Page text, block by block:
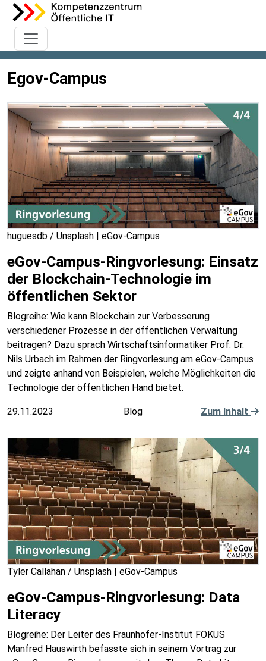
Egov-Campus
huguesdb / Unsplash | eGov-Campus
eGov-Campus-Ringvorlesung: Einsatz
der Blockchain-Technologie im
öffentlichen Sektor
Blogreihe: Wie kann Blockchain zur Verbesserung
verschiedener Prozesse in der öffentlichen Verwaltung
beitragen? Dazu sprach Wirtschaftsinformatiker Prof. Dr.
Nils Urbach im Rahmen der Ringvorlesung am eGov-Campus
und zeigte anhand von Beispielen, welche Möglichkeiten die
Technologie der öffentlichen Hand bietet.
29.11.2023 Blog Zum Inhalt
Tyler Callahan / Unsplash | eGov-Campus
eGov-Campus-Ringvorlesung: Data
Literacy
Blogreihe: Der Leiter des Fraunhofer-Institut FOKUS
Manfred Hauswirth befasste sich in seinem Vortrag zur